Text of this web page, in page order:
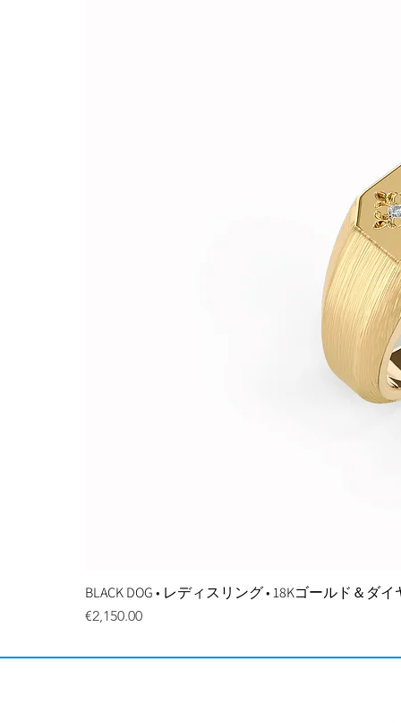
BLACK DOG • レディスリング • 18Kゴールド＆ダ
価格
€2,150.00